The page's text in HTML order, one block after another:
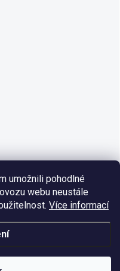
umožnili pohodlné
webu neustále
Více informací